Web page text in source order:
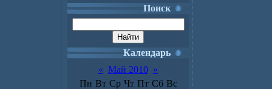
Поиск
Календарь
« Май 2010 »
Пн Вт Ср Чт Пт Сб Вс